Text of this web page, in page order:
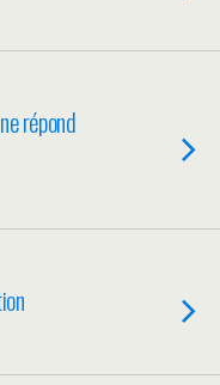
répond